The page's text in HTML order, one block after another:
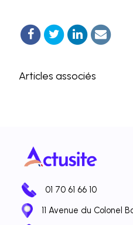
Articles associés
01 70 61 66 10
11 Avenue du Colonel